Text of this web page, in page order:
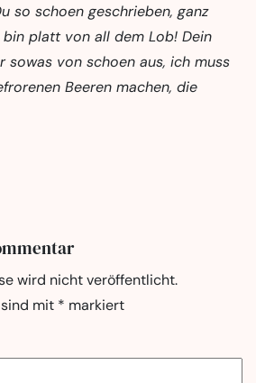
so schoen geschrieben, ganz
bin platt von all dem Lob! Dein
sowas von schoen aus, ich muss
Beeren machen, die
wird nicht veröffentlicht.
mit * markiert